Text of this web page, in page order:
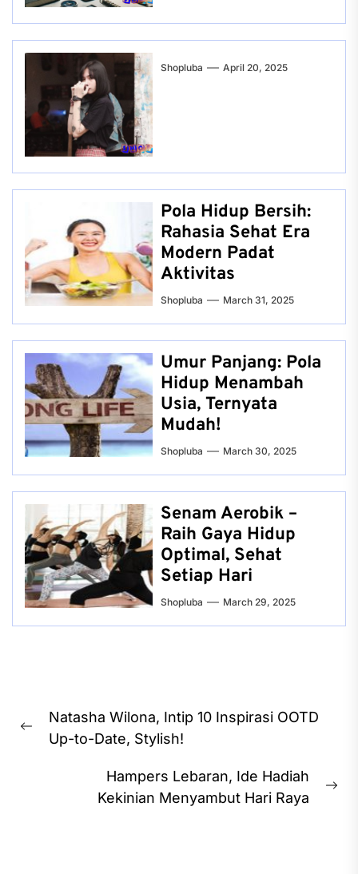
Shopluba April 20, 2025
Pola Hidup Bersih:
Rahasia Sehat Era
Modern Padat
Aktivitas
Shopluba March 31, 2025
Umur Panjang: Pola
Hidup Menambah
Usia, Ternyata
Mudah!
Shopluba March 30, 2025
Senam Aerobik –
Raih Gaya Hidup
Optimal, Sehat
Setiap Hari
Shopluba March 29, 2025
navigation
Previous
Natasha Wilona, Intip 10 Inspirasi OOTD
Up-to-Date, Stylish!
Hampers Lebaran, Ide Hadiah
Kekinian Menyambut Hari Raya